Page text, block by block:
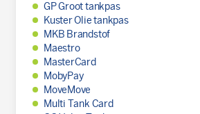
GP Groot tankpas
Kuster Olie tankpas
MKB Brandstof
Maestro
MasterCard
MobyPay
MoveMove
Multi Tank Card